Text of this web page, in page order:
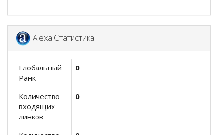
Alexa Статистика
Глобальный
Ранк
0
Количество
входящих
линков
0